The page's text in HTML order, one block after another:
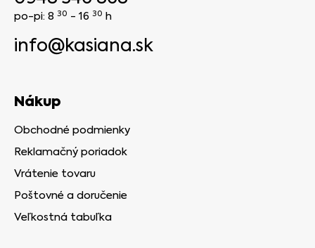
po-pi: 8 30 - 16 30 h
info@kasiana.sk
Nákup
Obchodné podmienky
Reklamačný poriadok
Vrátenie tovaru
Poštovné a doručenie
Veľkostná tabuľka